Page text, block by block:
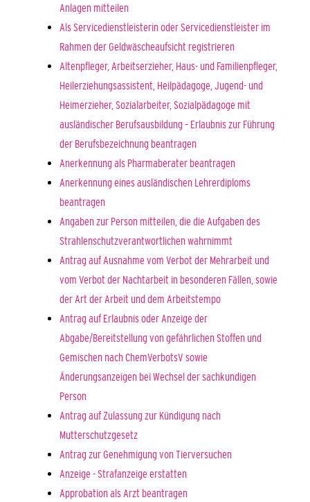
Anlagen mitteilen
Als Servicedienstleisterin oder Servicedienstleister im
Rahmen der Geldwäscheaufsicht registrieren
Altenpfleger, Arbeitserzieher, Haus- und Familienpfleger,
Heilerziehungsassistent, Heilpädagoge, Jugend- und
Heimerzieher, Sozialarbeiter, Sozialpädagoge mit
ausländischer Berufsausbildung – Erlaubnis zur Führung
der Berufsbezeichnung beantragen
Anerkennung als Pharmaberater beantragen
Anerkennung eines ausländischen Lehrerdiploms
beantragen
Angaben zur Person mitteilen, die die Aufgaben des
Strahlenschutzverantwortlichen wahrnimmt
Antrag auf Ausnahme vom Verbot der Mehrarbeit und
vom Verbot der Nachtarbeit in besonderen Fällen, sowie
der Art der Arbeit und dem Arbeitstempo
Antrag auf Erlaubnis oder Anzeige der
Abgabe/Bereitstellung von gefährlichen Stoffen und
Gemischen nach ChemVerbotsV sowie
Änderungsanzeigen bei Wechsel der sachkundigen
Person
Antrag auf Zulassung zur Kündigung nach
Mutterschutzgesetz
Antrag zur Genehmigung von Tierversuchen
Anzeige - Strafanzeige erstatten
Approbation als Arzt beantragen